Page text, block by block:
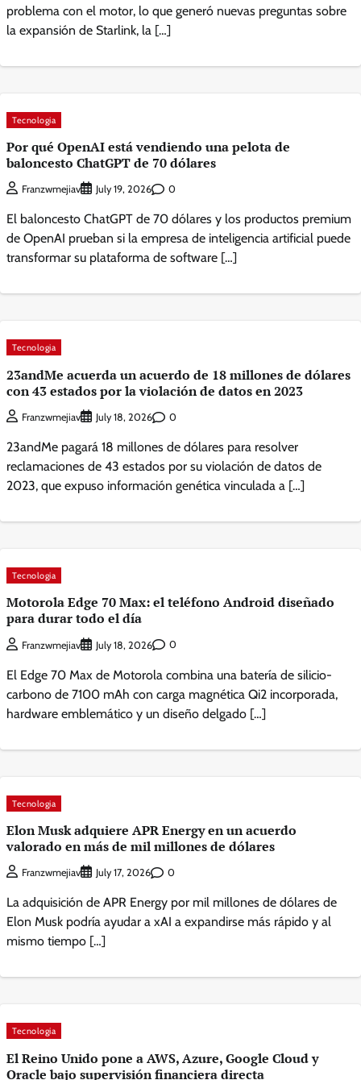
problema con el motor, lo que generó nuevas preguntas sobre
la expansión de Starlink, la […]
Tecnologia
Por qué OpenAI está vendiendo una pelota de
baloncesto ChatGPT de 70 dólares
Franzwmejiav July 19, 2026 0
El baloncesto ChatGPT de 70 dólares y los productos premium
de OpenAI prueban si la empresa de inteligencia artificial puede
transformar su plataforma de software […]
Tecnologia
23andMe acuerda un acuerdo de 18 millones de dólares
con 43 estados por la violación de datos en 2023
Franzwmejiav July 18, 2026 0
23andMe pagará 18 millones de dólares para resolver
reclamaciones de 43 estados por su violación de datos de
2023, que expuso información genética vinculada a […]
Tecnologia
Motorola Edge 70 Max: el teléfono Android diseñado
para durar todo el día
Franzwmejiav July 18, 2026 0
El Edge 70 Max de Motorola combina una batería de silicio-
carbono de 7100 mAh con carga magnética Qi2 incorporada,
hardware emblemático y un diseño delgado […]
Tecnologia
Elon Musk adquiere APR Energy en un acuerdo
valorado en más de mil millones de dólares
Franzwmejiav July 17, 2026 0
La adquisición de APR Energy por mil millones de dólares de
Elon Musk podría ayudar a xAI a expandirse más rápido y al
mismo tiempo […]
Tecnologia
El Reino Unido pone a AWS, Azure, Google Cloud y
Oracle bajo supervisión financiera directa